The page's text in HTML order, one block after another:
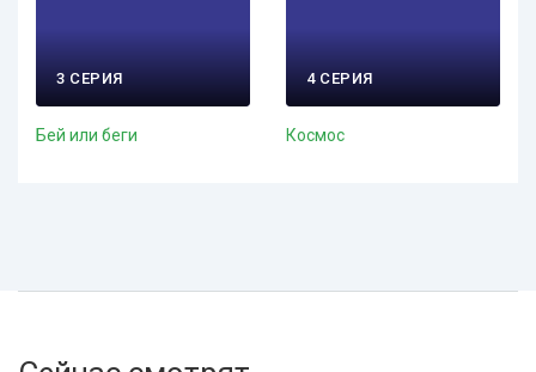
3 СЕРИЯ
Бей или беги
4 СЕРИЯ
Космос